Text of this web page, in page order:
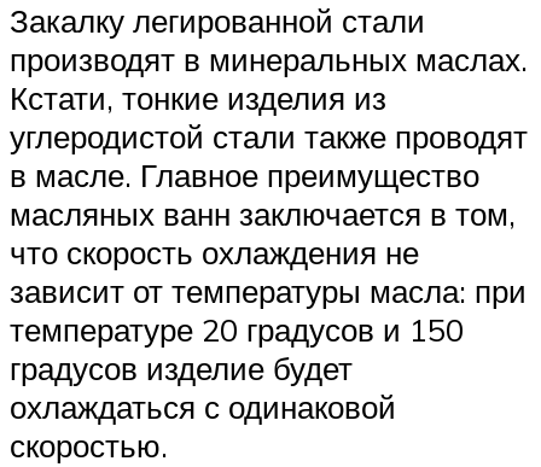
Закалку легированной стали
производят в минеральных маслах.
Кстати, тонкие изделия из
углеродистой стали также проводят
в масле. Главное преимущество
масляных ванн заключается в том,
что скорость охлаждения не
зависит от температуры масла: при
температуре 20 градусов и 150
градусов изделие будет
охлаждаться с одинаковой
скоростью.